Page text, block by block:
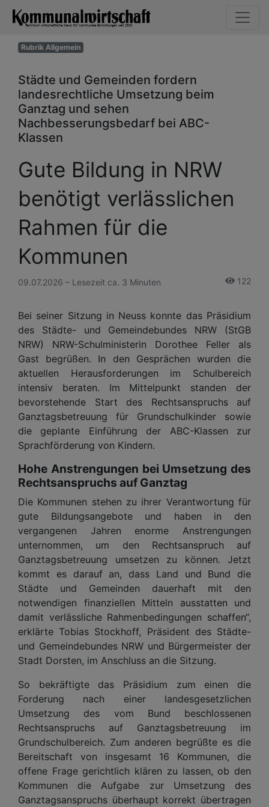
Rubrik Allgemein
Städte und Gemeinden fordern
landesrechtliche Umsetzung beim
Ganztag und sehen
Nachbesserungsbedarf bei ABC-
Klassen
Gute Bildung in NRW
benötigt verlässlichen
Rahmen für die
Kommunen
09.07.2026 – Lesezeit ca. 3 Minuten 122
Bei seiner Sitzung in Neuss konnte das Präsidium
des Städte- und Gemeindebundes NRW (StGB
NRW) NRW-Schulministerin Dorothee Feller als
Gast begrüßen. In den Gesprächen wurden die
aktuellen Herausforderungen im Schulbereich
intensiv beraten. Im Mittelpunkt standen der
bevorstehende Start des Rechtsanspruchs auf
Ganztagsbetreuung für Grundschulkinder sowie
die geplante Einführung der ABC-Klassen zur
Sprachförderung von Kindern.
Hohe Anstrengungen bei Umsetzung des
Rechtsanspruchs auf Ganztag
Die Kommunen stehen zu ihrer Verantwortung für
gute Bildungsangebote und haben in den
vergangenen Jahren enorme Anstrengungen
unternommen, um den Rechtsanspruch auf
Ganztagsbetreuung umsetzen zu können. Jetzt
kommt es darauf an, dass Land und Bund die
Städte und Gemeinden dauerhaft mit den
notwendigen finanziellen Mitteln ausstatten und
damit verlässliche Rahmenbedingungen schaffen“,
erklärte Tobias Stockhoff, Präsident des Städte-
und Gemeindebundes NRW und Bürgermeister der
Stadt Dorsten, im Anschluss an die Sitzung.
So bekräftigte das Präsidium zum einen die
Forderung nach einer landesgesetzlichen
Umsetzung des vom Bund beschlossenen
Rechtsanspruchs auf Ganztagsbetreuung im
Grundschulbereich. Zum anderen begrüßte es die
Bereitschaft von insgesamt 16 Kommunen, die
offene Frage gerichtlich klären zu lassen, ob den
Kommunen die Aufgabe zur Umsetzung des
Ganztagsanspruchs überhaupt korrekt übertragen